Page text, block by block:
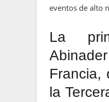
eventos de alto
La
Francia,
la